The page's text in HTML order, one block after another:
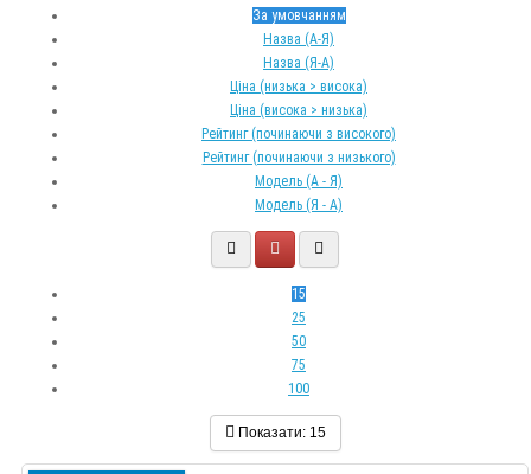
За умовчанням
Назва (А-Я)
Назва (Я-А)
Ціна (низька > висока)
Ціна (висока > низька)
Рейтинг (починаючи з високого)
Рейтинг (починаючи з низького)
Модель (А - Я)
Модель (Я - А)
15
25
50
75
100
Показати: 15